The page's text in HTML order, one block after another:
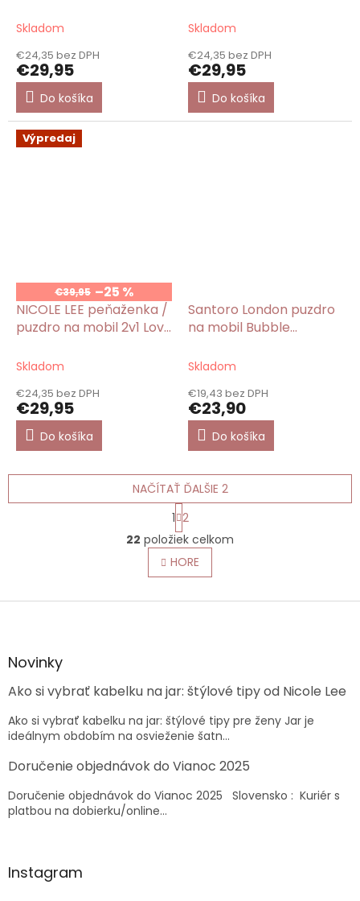
Skladom
€24,35 bez DPH
€29,95
Do košíka
Skladom
€24,35 bez DPH
€29,95
Do košíka
Výpredaj
€39,95 –25 %
NICOLE LEE peňaženka /
puzdro na mobil 2v1 Love
Skladom
€24,35 bez DPH
€29,95
Do košíka
Santoro London puzdro
na mobil Bubble
Skladom
€19,43 bez DPH
€23,90
Do košíka
O
v
l
á
r
v
k
y
v
ý
p
i
NAČÍTAŤ ĎALŠIE 2
S
t
r
á
n
k
v
1 2
22 položiek celkom
HORE
Z
äNovinky
Ako si vybrať kabelku na jar: štýlové tipy od Nicole Lee
Ako si vybrať kabelku na jar: štýlové tipy pre ženy Jar je
ideálnym obdobím na osvieženie šatn...
Doručenie objednávok do Vianoc 2025
Doručenie objednávok do Vianoc 2025 Slovensko : Kuriér s
platbou na dobierku/online...
Instagram